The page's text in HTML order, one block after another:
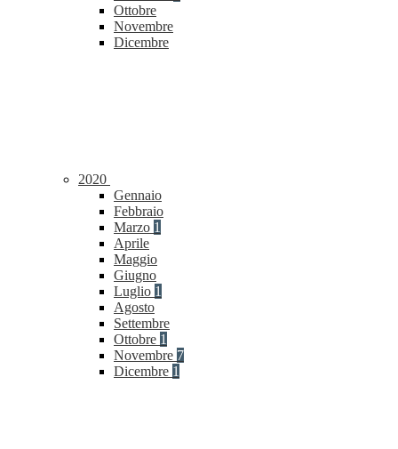
Ottobre
Novembre
Dicembre
2020
Gennaio
Febbraio
Marzo 1
Aprile
Maggio
Giugno
Luglio 1
Agosto
Settembre
Ottobre 1
Novembre 7
Dicembre 1